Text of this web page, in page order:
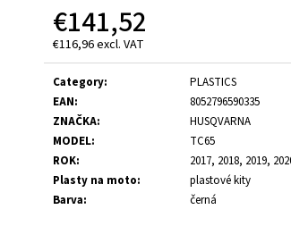
€141,52
€116,96 excl. VAT
Measure
price:
Category:
PLASTICS
EAN:
8052796590335
ZNAČKA:
HUSQVARNA
MODEL:
TC65
ROK:
2017, 2018, 2019,
Plasty na moto:
plastové kity
Barva: černá